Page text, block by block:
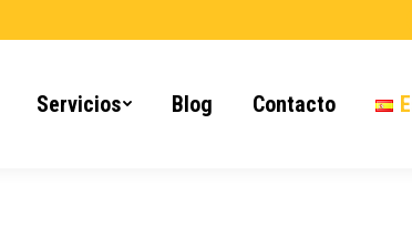
Servicios Blog Contacto